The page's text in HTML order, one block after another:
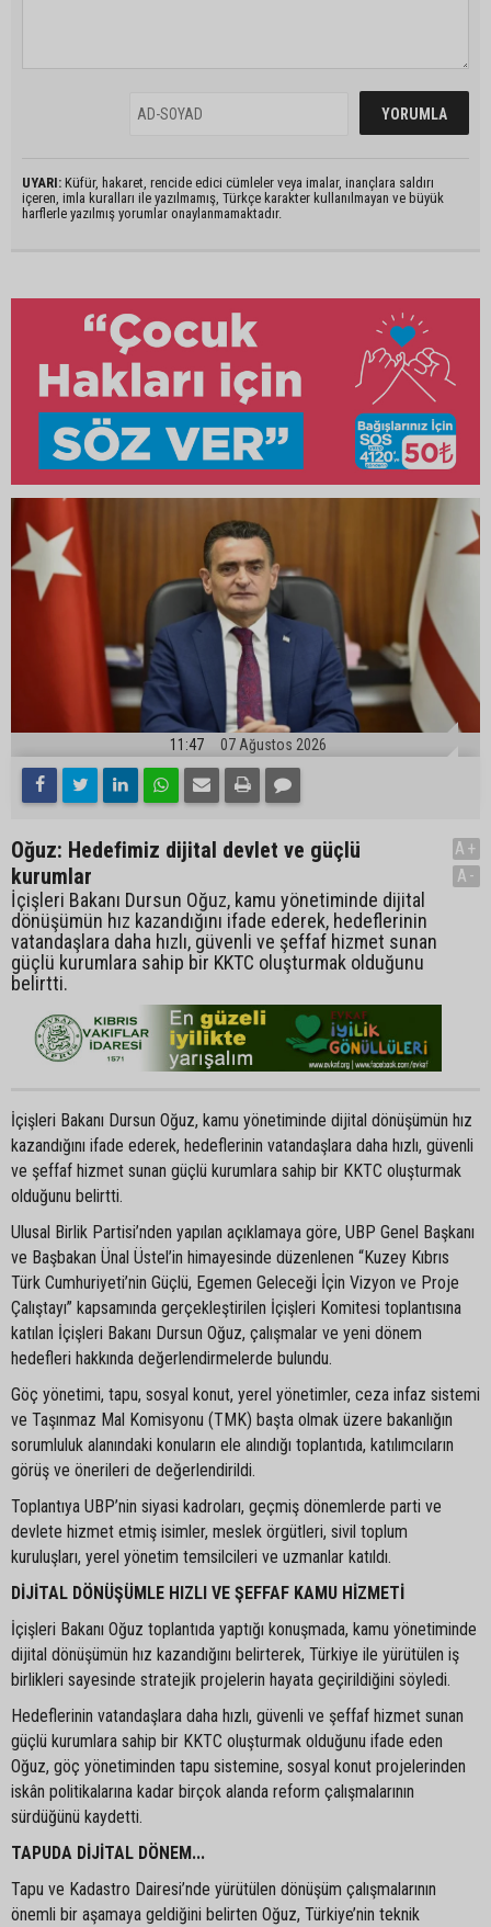
UYARI: Küfür, hakaret, rencide edici cümleler veya imalar, inançlara saldırı
içeren, imla kuralları ile yazılmamış, Türkçe karakter kullanılmayan ve büyük
harflerle yazılmış yorumlar onaylanmamaktadır.
11:47 07 Ağustos 2026
Oğuz: Hedefimiz dijital devlet ve güçlü
kurumlar
İçişleri Bakanı Dursun Oğuz, kamu yönetiminde dijital
dönüşümün hız kazandığını ifade ederek, hedeflerinin
vatandaşlara daha hızlı, güvenli ve şeffaf hizmet sunan
güçlü kurumlara sahip bir KKTC oluşturmak olduğunu
belirtti.
A+
A-
İçişleri Bakanı Dursun Oğuz, kamu yönetiminde dijital dönüşümün hız
kazandığını ifade ederek, hedeflerinin vatandaşlara daha hızlı, güvenli
ve şeffaf hizmet sunan güçlü kurumlara sahip bir KKTC oluşturmak
olduğunu belirtti.
Ulusal Birlik Partisi’nden yapılan açıklamaya göre, UBP Genel Başkanı
ve Başbakan Ünal Üstel’in himayesinde düzenlenen “Kuzey Kıbrıs
Türk Cumhuriyeti’nin Güçlü, Egemen Geleceği İçin Vizyon ve Proje
Çalıştayı” kapsamında gerçekleştirilen İçişleri Komitesi toplantısına
katılan İçişleri Bakanı Dursun Oğuz, çalışmalar ve yeni dönem
hedefleri hakkında değerlendirmelerde bulundu.
Göç yönetimi, tapu, sosyal konut, yerel yönetimler, ceza infaz sistemi
ve Taşınmaz Mal Komisyonu (TMK) başta olmak üzere bakanlığın
sorumluluk alanındaki konuların ele alındığı toplantıda, katılımcıların
görüş ve önerileri de değerlendirildi.
Toplantıya UBP’nin siyasi kadroları, geçmiş dönemlerde parti ve
devlete hizmet etmiş isimler, meslek örgütleri, sivil toplum
kuruluşları, yerel yönetim temsilcileri ve uzmanlar katıldı.
DİJİTAL DÖNÜŞÜMLE HIZLI VE ŞEFFAF KAMU HİZMETİ
İçişleri Bakanı Oğuz toplantıda yaptığı konuşmada, kamu yönetiminde
dijital dönüşümün hız kazandığını belirterek, Türkiye ile yürütülen iş
birlikleri sayesinde stratejik projelerin hayata geçirildiğini söyledi.
Hedeflerinin vatandaşlara daha hızlı, güvenli ve şeffaf hizmet sunan
güçlü kurumlara sahip bir KKTC oluşturmak olduğunu ifade eden
Oğuz, göç yönetiminden tapu sistemine, sosyal konut projelerinden
iskân politikalarına kadar birçok alanda reform çalışmalarının
sürdüğünü kaydetti.
TAPUDA DİJİTAL DÖNEM...
Tapu ve Kadastro Dairesi’nde yürütülen dönüşüm çalışmalarının
önemli bir aşamaya geldiğini belirten Oğuz, Türkiye’nin teknik